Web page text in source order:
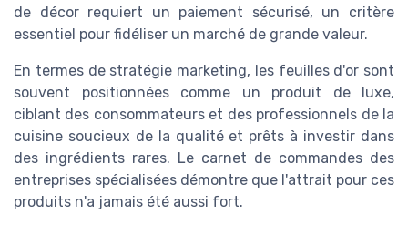
de décor requiert un paiement sécurisé, un critère
essentiel pour fidéliser un marché de grande valeur.
En termes de stratégie marketing, les feuilles d'or sont
souvent positionnées comme un produit de luxe,
ciblant des consommateurs et des professionnels de la
cuisine soucieux de la qualité et prêts à investir dans
des ingrédients rares. Le carnet de commandes des
entreprises spécialisées démontre que l'attrait pour ces
produits n'a jamais été aussi fort.